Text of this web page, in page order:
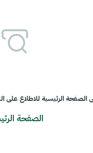
الصفحة الرئيسية للاطلاع على
الصفحة